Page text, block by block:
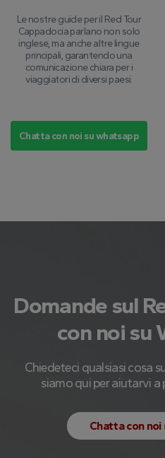
Le nostre guide per il Red Tour
Cappadocia parlano non solo
inglese, ma anche altre lingue
principali, garantendo una
comunicazione chiara per i
viaggiatori di diversi paesi.
Chatta con noi su whatsapp
Domande sul
con noi su
Chiedeteci qualsiasi cosa
siamo qui per aiutarvi
Chatta con noi